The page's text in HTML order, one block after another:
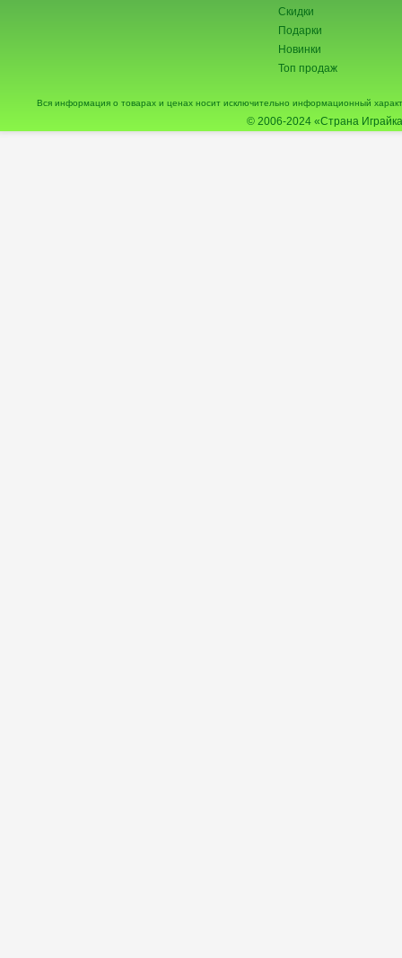
Скидки
Подарки
Новинки
Топ продаж
Вся информация о товарах и ценах носит исключительно информационный
© 2006-2024 «Страна